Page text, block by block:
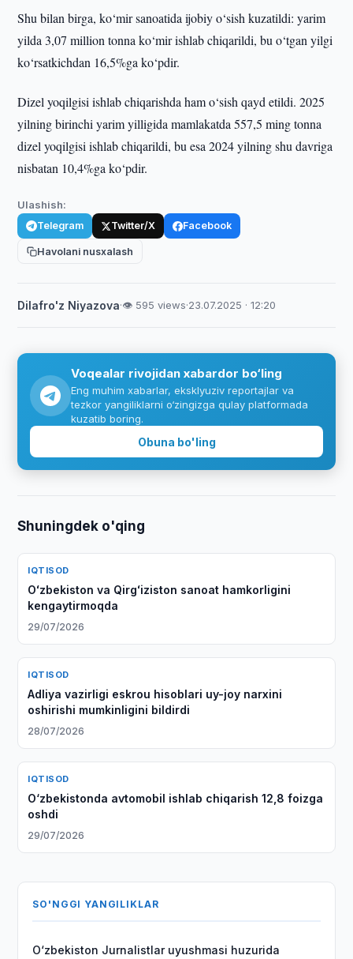
Shu bilan birga, ko‘mir sanoatida ijobiy o‘sish kuzatildi: yarim
yilda 3,07 million tonna ko‘mir ishlab chiqarildi, bu o‘tgan yilgi
ko‘rsatkichdan 16,5%ga ko‘pdir.
Dizel yoqilgisi ishlab chiqarishda ham o‘sish qayd etildi. 2025
yilning birinchi yarim yilligida mamlakatda 557,5 ming tonna
dizel yoqilgisi ishlab chiqarildi, bu esa 2024 yilning shu davriga
nisbatan 10,4%ga ko‘pdir.
Ulashish:
Telegram Twitter/X Facebook
Havolani nusxalash
Dilafro'z Niyazova·👁 595 views·23.07.2025 · 12:20
Voqealar rivojidan xabardor bo‘ling
Eng muhim xabarlar, eksklyuziv reportajlar va
tezkor yangiliklarni o‘zingizga qulay platformada
kuzatib boring.
Obuna bo'ling
Shuningdek o'qing
IQTISOD
Oʻzbekiston va Qirgʻiziston sanoat hamkorligini
kengaytirmoqda
29/07/2026
IQTISOD
Adliya vazirligi eskrou hisoblari uy-joy narxini
oshirishi mumkinligini bildirdi
28/07/2026
IQTISOD
O‘zbekistonda avtomobil ishlab chiqarish 12,8 foizga
oshdi
29/07/2026
SO'NGGI YANGILIKLAR
O‘zbekiston Jurnalistlar uyushmasi huzurida